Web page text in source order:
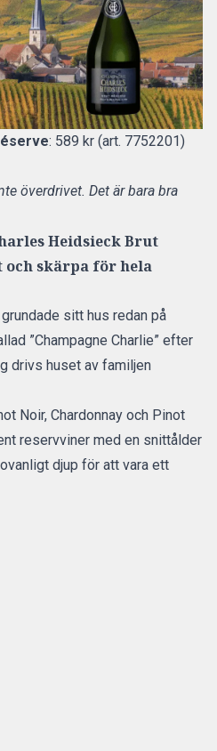
: 589 kr (art. 7752201)
överdrivet. Det är bara bra
Heidsieck Brut
och skärpa för hela
sitt hus redan på
”Champagne Charlie” efter
drivs huset av familjen
Noir, Chardonnay och Pinot
reservviner med en snittålder
djup för att vara ett